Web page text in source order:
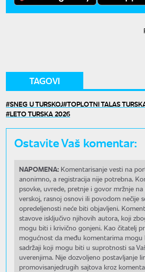
TAGOVI
SNEG U TURSKOJ TOPLOTNI TALAS
LETO TURSKA 2026
Ostavite Vaš komentar:
NAPOMENA: Komentarisanje vesti na
anonimno, a registracija nije potrebna.
psovke, uvrede, pretnje i govor mržnje na
verskoj, rasnoj osnovi ili povodom nečije
opredeljenosti neće biti objavljeni.
stavove isključivo njihovih autora, koji
mogu biti i krivično gonjeni. Kao čitatelj
mogućnost da među komentarima
sadržaji koji mogu biti u suprotnosti sa
uverenjima. Nije dozvoljeno postavljanje
promovisanjedrugih sajtova kroz